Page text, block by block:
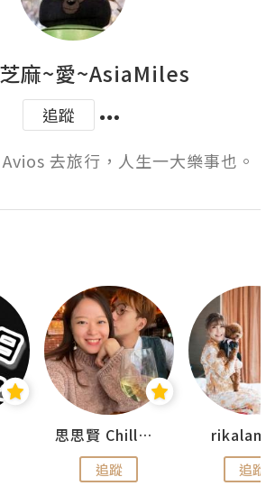
麻~愛~AsiaMiles
追蹤
去旅行，人生一大樂事也。
思思賢 ChillMyBabe
追蹤 追蹤